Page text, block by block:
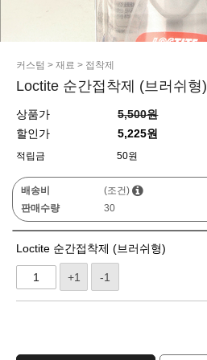
커스텀 > 재료 > 접착제
Loctite 순간접착제 (브러쉬형)
상품가
5,500원
할인가
5,225원
적립금 50원
배송비
(조건)
판매수량
30
Loctite 순간접착제 (브러쉬형)
+1 -1